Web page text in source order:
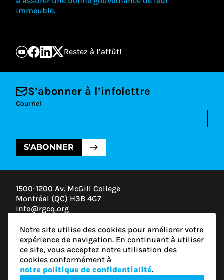
Notre site utilise des cookies pour améliorer votre
expérience de navigation. En continuant à utiliser
ce site, vous acceptez notre utilisation des
cookies conformément à
notre politique de confidentialité.
immeuble.
Restez à l’affût!
S’abonner à l’infolettre
Courriel
S'ABONNER
1500-1200 Av. McGill College
Montréal (QC) H3B 4G7
info@rgcq.org
MONTRÉAL
QUÉBEC
OUTAOUAIS
ESTRIE